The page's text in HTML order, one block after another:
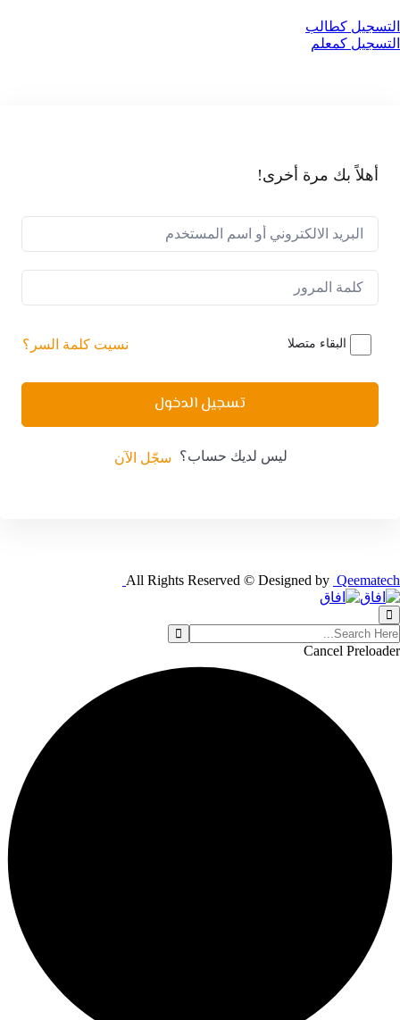
التسجيل كطالب
التسجيل كمعلم
أهلاً بك مرة أخرى!
البقاء متصلا نسيت كلمة السر؟
تسجيل الدخول
ليس لديك حساب؟ سجّل الآن
All Rights Reserved © Designed by Qeematech
Cancel Preloader